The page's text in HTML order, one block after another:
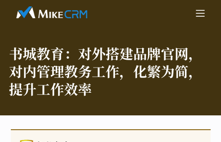
书城教育： 对外搭建品牌官网，
对内管理教务工作，化繁为简，
提升工作效率